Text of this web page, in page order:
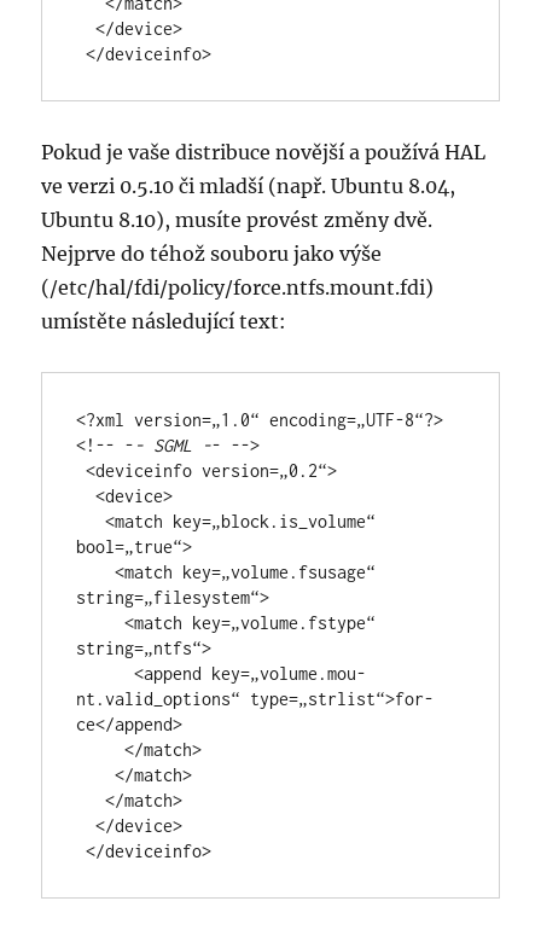
</deviceinfo>
Pokud je vaše distribuce novější a používá HAL
ve verzi 0.5.10 či mladší (např. Ubuntu 8.04,
Ubuntu 8.10), musíte provést změny dvě.
Nejprve do téhož souboru jako výše
(/etc/hal/fdi/po­licy/force.ntfs­.mount.fdi)
umístěte následující text:
<?xml version=„1.0“ encoding=„UTF-8“?>
<!-- - - SGML -- -->
<deviceinfo version=„0.2“>
bool=„true“>
string=„filesys­tem“>
string=„ntfs“>
nt.valid_opti­ons“ type=„strlist“>for­
ce</append>
</deviceinfo>